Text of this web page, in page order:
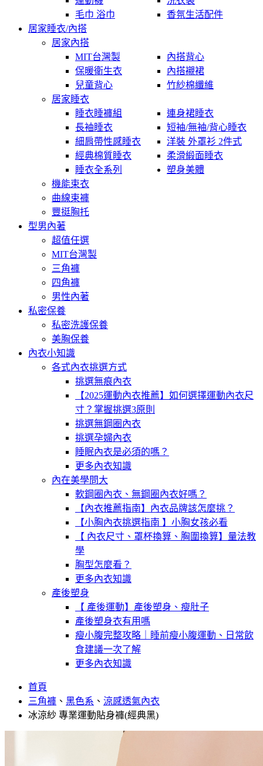
毛巾 浴巾
香氛生活配件
居家睡衣/內搭
居家內搭
MIT台灣製
內搭背心
保暖衛生衣
內搭襯裙
兒童背心
竹紗棉纖維
居家睡衣
睡衣睡褲組
連身裙睡衣
長袖睡衣
短袖/無袖/背心睡衣
細肩帶性感睡衣
洋裝 外罩衫 2件式
經典棉質睡衣
柔滑緞面睡衣
睡衣全系列
塑身美體
機能束衣
曲線束褲
豐挺胸托
型男內著
超值任選
MIT台灣製
三角褲
四角褲
男性內著
私密保養
私密洗護保養
美胸保養
內衣小知識
各式內衣挑選方式
挑選無痕內衣
【2025運動內衣推薦】如何選擇運動內衣尺
寸？掌握挑選3原則
挑選無鋼圈內衣
挑選孕婦內衣
睡眠內衣是必須的嗎？
更多內衣知識
內在美學問大
軟鋼圈內衣、無鋼圈內衣好嗎？
【內衣推薦指南】內衣品牌該怎麼挑？
【小胸內衣挑選指南 】小胸女孩必看
【 內衣尺寸、罩杯換算、胸圍換算】量法教
學
胸型怎麼看？
更多內衣知識
產後塑身
【 產後運動】產後塑身、瘦肚子
產後塑身衣有用嗎
瘦小腹完整攻略｜睡前瘦小腹運動、日常飲
食建議一次了解
更多內衣知識
首頁
三角褲 、 黑色系 、 涼感透氣內衣
冰涼紗 專業運動貼身褲(經典黑)